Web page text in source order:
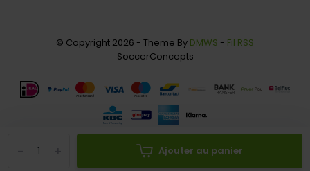
Ajouter au panier
© Copyright 2026 - Theme By DMWS - Fil RSS
SoccerConcepts